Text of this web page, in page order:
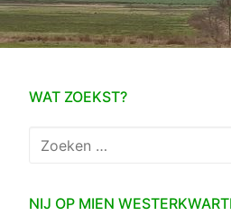
WAT ZOEKST?
Zoeken
NIJ OP MIEN